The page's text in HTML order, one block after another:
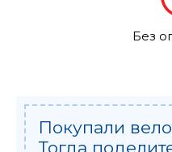
Без
Покупали
Тогда